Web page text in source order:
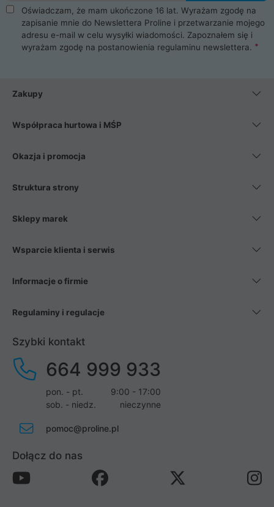
takie jak procesory, karty graficzne, płyty główne, pamięci,
dyski SSD, M.2 oraz HDD. Nasi pracownicy pomogą Ci wybrać
najlepszy zasilacz komputerowy oraz obudowę do komputera.
Poza komputerami mamy również najlepsze na rynku
Smartfony takich producentów jak Xiaomi, Apple, Samsung i
wentylatory. Na koniec mając już to wszystko, możesz
Oświadczam, że mam ukończone 16 lat. Wyrażam zgodę na
zapisanie mnie do Newslettera Proline i przetwarzanie mojego
adresu e-mail w celu wysyłki wiadomości. Zapoznałem się i
wyrażam zgodę na postanowienia regulaminu newslettera.
Zakupy
Współpraca hurtowa i MŚP
Okazja i promocja
Struktura strony
Sklepy marek
Wsparcie klienta i serwis
Informacje o firmie
Regulaminy i regulacje
Szybki kontakt
664 999 933
pon. - pt.
9:00 - 17:00
sob. - niedz.
nieczynne
pomoc@proline.pl
Dołącz do nas